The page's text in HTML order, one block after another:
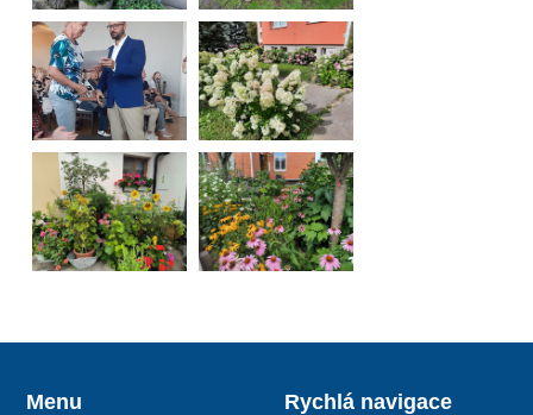
Menu Rychlá navigace